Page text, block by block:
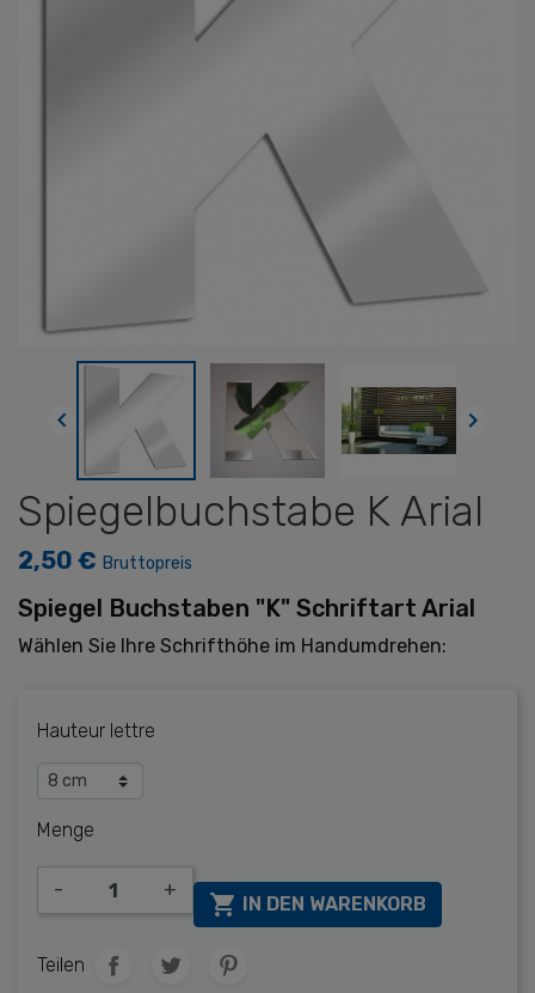
 
Spiegelbuchstabe K Arial
2,50 € Bruttopreis
Spiegel Buchstaben "K" Schriftart Arial
Wählen Sie Ihre Schrifthöhe im Handumdrehen:
Hauteur lettre
Menge
- +
 IN DEN WARENKORB
Teilen